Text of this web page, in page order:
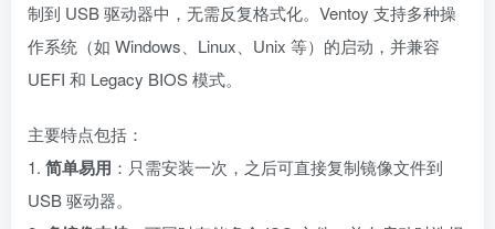
制到 USB 驱动器中，无需反复格式化。Ventoy 支持多种操
作系统（如 Windows、Linux、Unix 等）的启动，并兼容
UEFI 和 Legacy BIOS 模式。
主要特点包括：
1. 简单易用 ：只需安装一次，之后可直接复制镜像文件到
USB 驱动器。